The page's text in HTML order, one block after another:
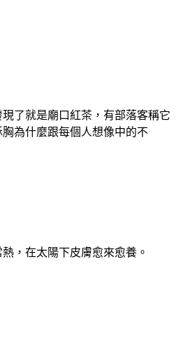
了就是廟口紅茶，有部落客稱它
為什麼跟每個人想像中的不
，在太陽下皮膚愈來愈養。